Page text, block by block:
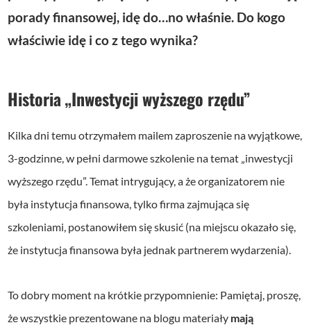
porady finansowej, idę do…no właśnie. Do kogo
właściwie idę i co z tego wynika?
Historia „Inwestycji wyższego rzędu”
Kilka dni temu otrzymałem mailem zaproszenie na wyjątkowe,
3-godzinne, w pełni darmowe szkolenie na temat „inwestycji
wyższego rzędu”. Temat intrygujący, a że organizatorem nie
była instytucja finansowa, tylko firma zajmująca się
szkoleniami, postanowiłem się skusić (na miejscu okazało się,
że instytucja finansowa była jednak partnerem wydarzenia).
To dobry moment na krótkie przypomnienie: Pamiętaj, proszę,
że wszystkie prezentowane na blogu materiały mają